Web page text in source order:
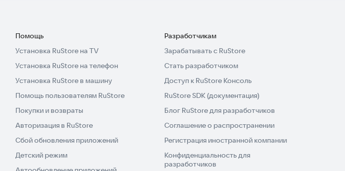
Помощь
Установка RuStore на TV
Установка RuStore на телефон
Установка RuStore в машину
Помощь пользователям RuStore
Покупки и возвраты
Авторизация в RuStore
Сбой обновления приложений
Детский режим
Разработчикам
Зарабатывать с RuStore
Стать разработчиком
Доступ к RuStore Консоль
RuStore SDK (документация)
Блог RuStore для разработчиков
Соглашение о распространении
Регистрация иностранной компании
Конфиденциальность для
разработчиков